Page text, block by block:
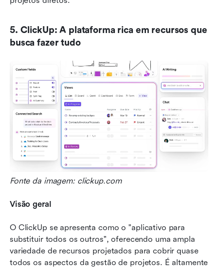
5. ClickUp: A plataforma rica em recursos que
busca fazer tudo
Fonte da imagem: clickup.com
Visão geral
O ClickUp se apresenta como o "aplicativo para
substituir todos os outros", oferecendo uma ampla
variedade de recursos projetados para cobrir quase
todos os aspectos da gestão de projetos. É altamente